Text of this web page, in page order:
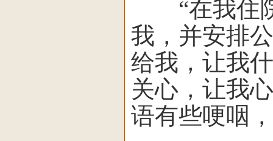
“在我住院
我，并安排
给我，让我
关心，让我
语有些哽咽